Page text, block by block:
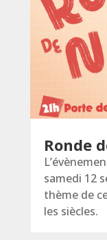
Ronde
samedi 12
thème de
les siècles.